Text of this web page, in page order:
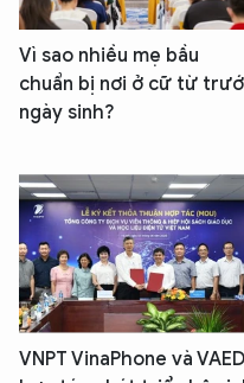
Vì sao nhiều mẹ bầu
chuẩn bị nơi ở cữ từ
ngày sinh?
VNPT VinaPhone và